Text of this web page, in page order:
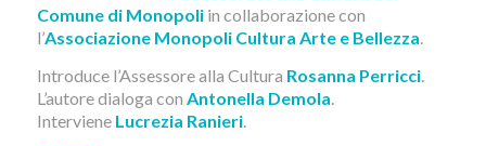
Comune di Monopoliin collaborazione con
l’Associazione Monopoli Cultura Arte e Bellezza.
Introduce l’Assessore alla Cultura Rosanna Perricci.
L’autore dialoga con Antonella Demola
Interviene Lucrezia Ranieri.